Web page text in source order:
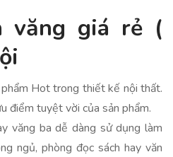
giá rẻ (
Hot trong thiết kế nội thất.
điểm tuyệt vời của sản phẩm.
văng ba dễ dàng sử dụng làm
ngủ, phòng đọc sách hay văn